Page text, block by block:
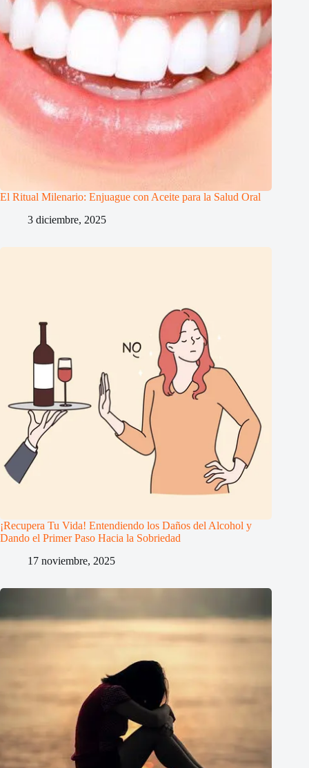
El Ritual Milenario: Enjuague con Aceite para la Salud Oral
3 diciembre, 2025
¡Recupera Tu Vida! Entendiendo los Daños del Alcohol y
Dando el Primer Paso Hacia la Sobriedad
17 noviembre, 2025